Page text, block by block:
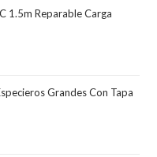
1.5m Reparable Carga
Grandes Con Tapa